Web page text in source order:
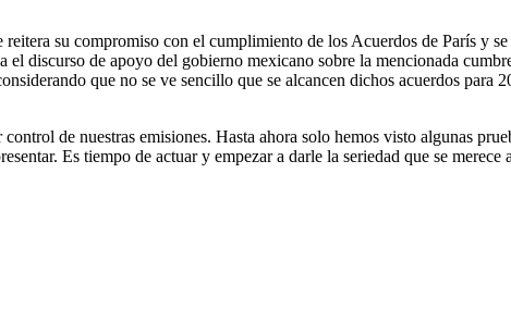
su compromiso con el cumplimiento de los Acuerdos de París y
discurso de apoyo del gobierno mexicano sobre la mencionada
que no se ve sencillo que se alcancen dichos acuerdos para
de nuestras emisiones. Hasta ahora solo hemos visto algunas
Es tiempo de actuar y empezar a darle la seriedad que se merece